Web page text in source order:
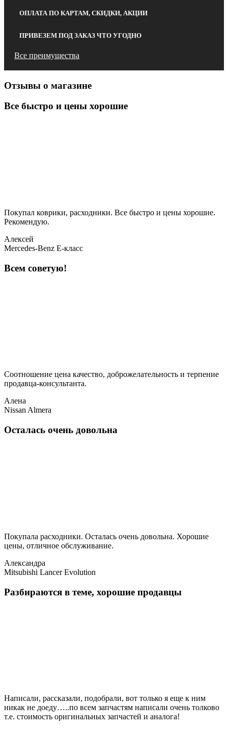
ОПЛАТА ПО КАРТАМ, СКИДКИ, АКЦИИ
ПРИВЕЗЕМ ПОД ЗАКАЗ ЧТО УГОДНО
Все преимущества
Отзывы о магазине
Все быстро и цены хорошие
Покупал коврики, расходники. Все быстро и цены хорошие.
Рекомендую.
Алексей
Mercedes-Benz E-класс
Всем советую!
Соотношение цена качество, доброжелательность и терпение
продавца-консультанта.
Алена
Nissan Almera
Осталась очень довольна
Покупала расходники. Осталась очень довольна. Хорошие
цены, отличное обслуживание.
Александра
Mitsubishi Lancer Evolution
Разбираются в теме, хорошие продавцы
Написали, рассказали, подобрали, вот только я еще к ним
никак не доеду…..по всем запчастям написали очень толково
т.е. стоимость оригинальных запчастей и аналога!